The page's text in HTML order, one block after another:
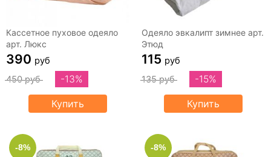
Кассетное пуховое одеяло
арт. Люкс
390 руб
450 руб
-13%
Купить
Одеяло эвкалипт зимнее арт.
Этюд
115 руб
135 руб
-15%
Купить
-8% -8%